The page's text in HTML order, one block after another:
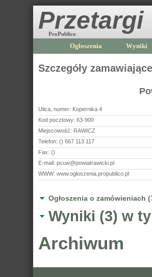
Przetargi
ProPublico
Ogłoszenia Wyniki
Szczegóły
Ulica, numer: Kopernika 4
Kod pocztowy: 63-900
Miejscowość: RAWICZ
Telefon: () 667 113 117
Fax: ()
E-mail: pcuw@powiatrawicki.pl
WWW: www.ogloszenia.propublico.pl
Ogłoszenia o zamówieniach
Wyniki (3) w
Archiwum